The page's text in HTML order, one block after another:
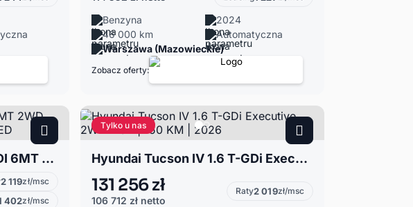
Benzyna
2024
46 000 km
Automatyczna
Warszawa (Mazowieckie)
Zobacz oferty:
Hyundai Tucson IV 1.6 T-GDI 6MT 2WD 160KM Wersja: SMART+ Pakiet LED
2 119zł/msc
402zł/msc
Tylko u nas
Hyundai Tucson IV 1.6 T-GDi Executive 2WD DCT | 150 KM | 2026
131 256 zł
106 712 zł netto
Raty2 019zł/msc